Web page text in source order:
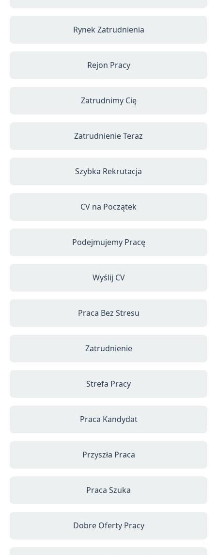
Rynek Zatrudnienia
Rejon Pracy
Zatrudnimy Cię
Zatrudnienie Teraz
Szybka Rekrutacja
CV na Początek
Podejmujemy Pracę
Wyślij CV
Praca Bez Stresu
Zatrudnienie
Strefa Pracy
Praca Kandydat
Przyszła Praca
Praca Szuka
Dobre Oferty Pracy